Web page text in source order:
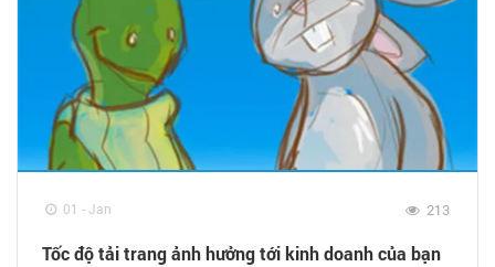
01 - Jan 213
Tốc độ tải trang ảnh hưởng tới kinh doanh của bạn